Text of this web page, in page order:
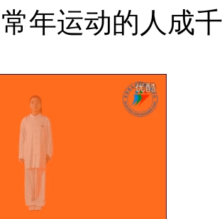
运动的人成千